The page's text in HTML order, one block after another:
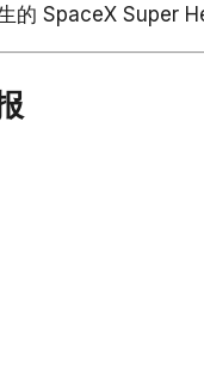
SpaceX Super